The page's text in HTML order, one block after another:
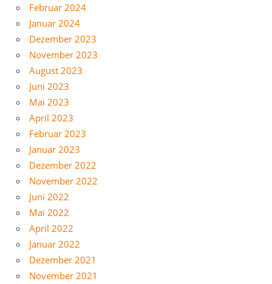
Februar 2024
Januar 2024
Dezember 2023
November 2023
August 2023
Juni 2023
Mai 2023
April 2023
Februar 2023
Januar 2023
Dezember 2022
November 2022
Juni 2022
Mai 2022
April 2022
Januar 2022
Dezember 2021
November 2021